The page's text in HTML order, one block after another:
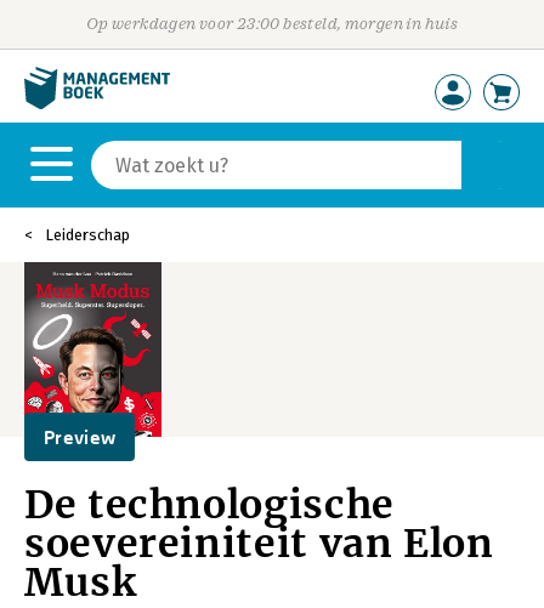
Op werkdagen voor 23:00 besteld, morgen in huis
Leiderschap
Preview
De technologische
soevereiniteit van Elon
Musk